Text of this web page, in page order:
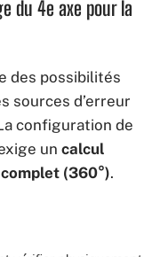
du 4e axe pour la
des possibilités
sources d’erreur
configuration de
un calcul
(360°).